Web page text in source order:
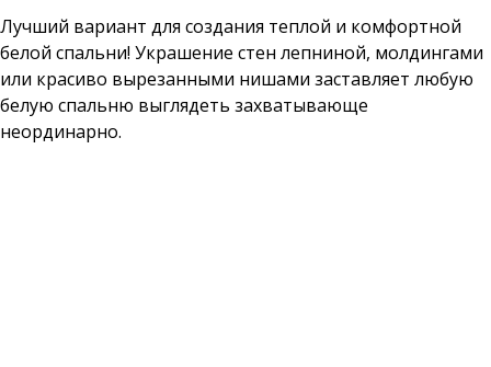
Лучший вариант для создания теплой и комфортной
белой спальни! Украшение стен лепниной, молдингами
или красиво вырезанными нишами заставляет любую
белую спальню выглядеть захватывающе
неординарно.